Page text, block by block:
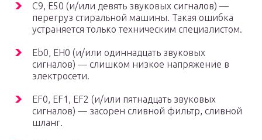
C9, E50 (и/или девять звуковых сигналов) —
перегруз стиральной машины. Такая ошибка
устраняется только техническим специалистом.
Eb0, EH0 (и/или одиннадцать звуковых
сигналов) — слишком низкое напряжение в
электросети.
EF0, EF1, EF2 (и/или пятнадцать звуковых
сигналов) — засорен сливной фильтр, сливной
шланг.